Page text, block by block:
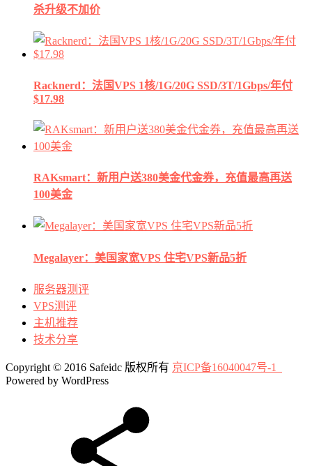
杀升级不加价
Racknerd：法国VPS 1核/1G/20G SSD/3T/1Gbps/年付
$17.98
RAKsmart：新用户送380美金代金券，充值最高再送
100美金
Megalayer：美国家宽VPS 住宅VPS新品5折
服务器测评
VPS测评
主机推荐
技术分享
Copyright © 2016 Safeidc 版权所有 京ICP备16040047号-1
Powered by WordPress